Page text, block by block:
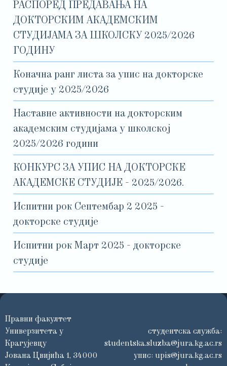
РАСПОРЕД ПРЕДАВАЊА НА
ДОКТОРСКИМ АКАДЕМСКИМ
СТУДИЈАМА ЗА ШКОЛСКУ 2025/2026
ГОДИНУ
Коначна ранг листа за упис на докторске
студије у 2025/2026
Наставне активности на докторским
академским студијама у школској
2025/2026 години
КОНКУРС ЗА УПИС НА ДОКТОРСКЕ
АКАДЕМСКЕ СТУДИЈЕ - 2025/2026.
Испитни рок Септембар 2 2025 -
докторске студије
Испитни рок Март 2025 - докторске
студије
Правни факултет
Универзитета у
Крагујевцу
Јована Цвијића 1, 34000
студентска служба:
studentska.sluzba@jura.kg.ac.rs
упис: upis@jura.kg.ac.rs